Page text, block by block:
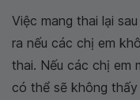
Việc mang thai lại
ra nếu các chị em
thai. Nếu các chị em
có thể sẽ không